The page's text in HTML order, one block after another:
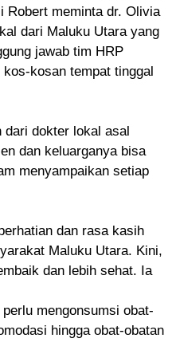
Robert meminta dr. Olivia
dari Maluku Utara yang
jawab tim HRP
kosan tempat tinggal
dari dokter lokal asal
dan keluarganya bisa
menyampaikan setiap
dan rasa kasih
Maluku Utara. Kini,
dan lebih sehat. Ia
mengonsumsi obat-
hingga obat-obatan